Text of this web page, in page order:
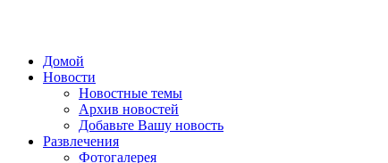
Домой
Новости
Новостные темы
Архив новостей
Добавьте Вашу новость
Развлечения
Фотогалерея